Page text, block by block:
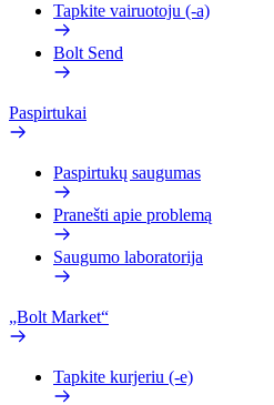
Tapkite vairuotoju (-a)
Bolt Send
Paspirtukai
Paspirtukų saugumas
Pranešti apie problemą
Saugumo laboratorija
„Bolt Market“
Tapkite kurjeriu (-e)